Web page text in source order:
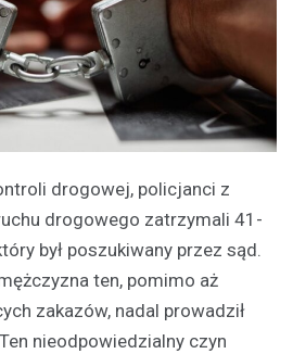
drogowej, policjanci z
drogowego zatrzymali 41-
był poszukiwany przez sąd.
ten, pomimo aż
zakazów, nadal prowadził
nieodpowiedzialny czyn